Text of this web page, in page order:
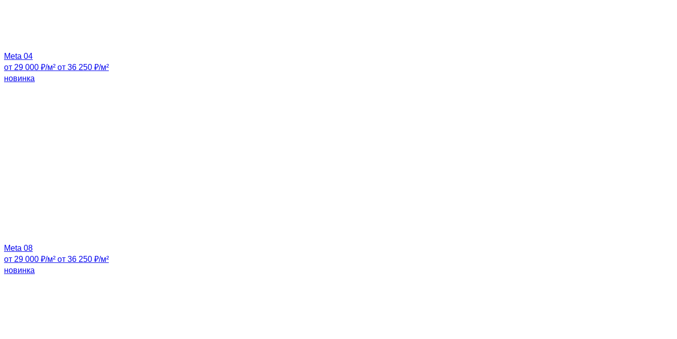
Meta 04
от 29 000 ₽/м² от 36 250 ₽/м²
новинка
Meta 08
от 29 000 ₽/м² от 36 250 ₽/м²
новинка